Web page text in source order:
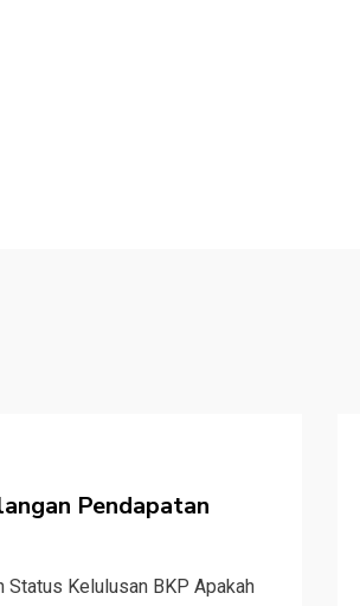
Pendapatan
Status Kelulusan BKP Apakah